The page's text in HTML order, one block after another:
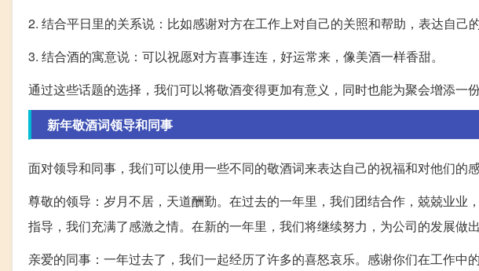
2. 结合平日里的关系说：比如感谢对方在工作上对自己的关照和帮助，表达自己的
3. 结合酒的寓意说：可以祝愿对方喜事连连，好运常来，像美酒一样香甜。
通过这些话题的选择，我们可以将敬酒变得更加有意义，同时也能为聚会增添一份
新年敬酒词领导和同事
面对领导和同事，我们可以使用一些不同的敬酒词来表达自己的祝福和对他们的感
尊敬的领导：岁月不居，天道酬勤。在过去的一年里，我们团结合作，兢兢业业
指导，我们充满了感激之情。在新的一年里，我们将继续努力，为公司的发展做出
亲爱的同事：一年过去了，我们一起经历了许多的喜怒哀乐。感谢你们在工作中